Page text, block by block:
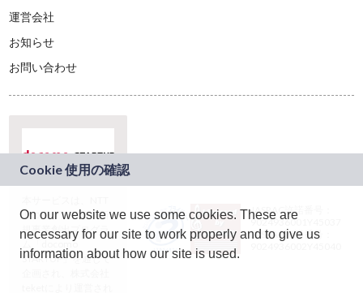
運営会社
お知らせ
お問い合わせ
ドコモグループの新
規事業創出プログラ
ム「docomo
STARTUP」を通じて
JASRAC許諾番号：
9024936001Y45037
JASRAC許諾番号：
On our website we use some cookies. These are
necessary for our site to work properly and to give us
information about how our site is used.